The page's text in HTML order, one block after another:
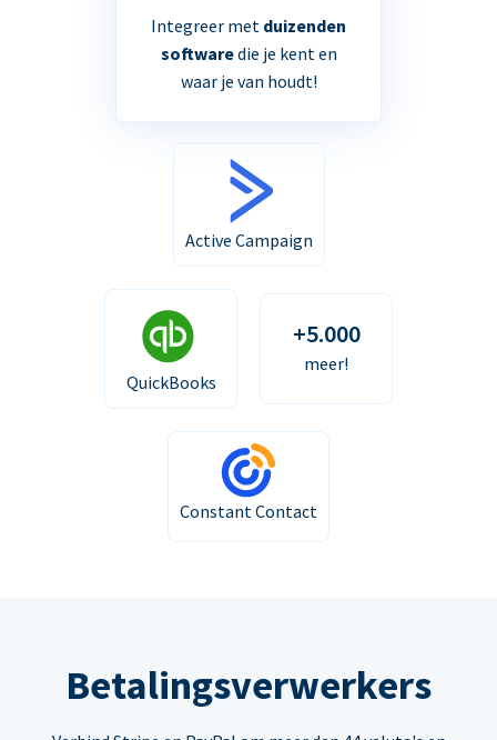
Integreer met duizenden
softwaredie je kent en
waar je van houdt!
Active Campaign
QuickBooks
+5.000
meer!
Constant Contact
Betalingsverwerkers